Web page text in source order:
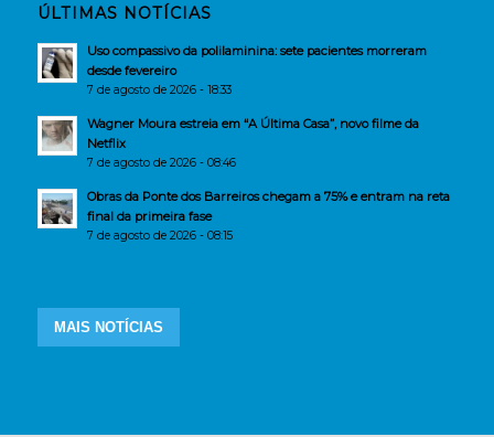
ÚLTIMAS NOTÍCIAS
Uso compassivo da polilaminina: sete pacientes morreram
desde fevereiro
7 de agosto de 2026 - 18:33
Wagner Moura estreia em “A Última Casa”, novo filme da
Netflix
7 de agosto de 2026 - 08:46
Obras da Ponte dos Barreiros chegam a 75% e entram na reta
final da primeira fase
7 de agosto de 2026 - 08:15
MAIS NOTÍCIAS